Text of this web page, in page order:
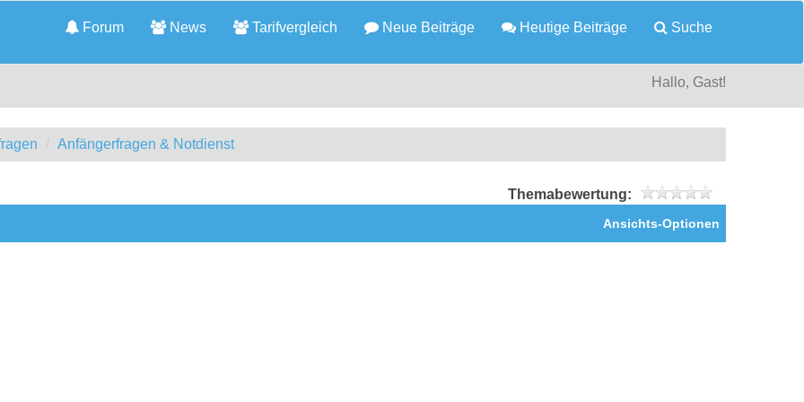
Forum News Tarifvergleich Neue Beiträge Heutige Beiträge Suche
Hallo, Gast!
Anfängerfragen & Notdienst
Themabewertung:
Ansichts-Optionen